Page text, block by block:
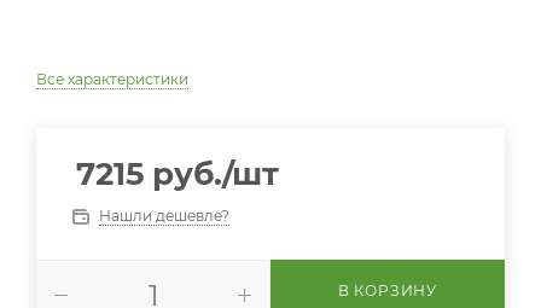
Все характеристики
7215 руб./шт
Нашли дешевле?
В КОРЗИНУ